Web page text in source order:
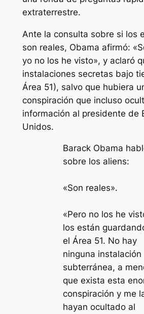
extraterrestre.
Ante la consulta sobre si los
son reales, Obama afirmó:
yo no los he visto», y aclaró
instalaciones secretas bajo
Área 51), salvo que hubiera
conspiración que incluso
información al presidente de
Unidos.
Barack Obama
sobre los aliens:
«Son reales».
«Pero no los he
los están
el Área 51. No hay
ninguna instalación
subterránea, a
que exista esta
conspiración y me
hayan ocultado al